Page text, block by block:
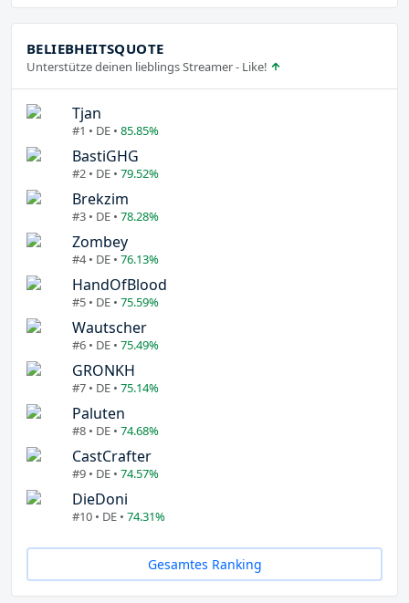
BELIEBHEITSQUOTE
Unterstütze deinen lieblings Streamer - Like!
Tjan
#1 • DE • 85.85%
BastiGHG
#2 • DE • 79.52%
Brekzim
#3 • DE • 78.28%
Zombey
#4 • DE • 76.13%
HandOfBlood
#5 • DE • 75.59%
Wautscher
#6 • DE • 75.49%
GRONKH
#7 • DE • 75.14%
Paluten
#8 • DE • 74.68%
CastCrafter
#9 • DE • 74.57%
DieDoni
#10 • DE • 74.31%
Gesamtes Ranking